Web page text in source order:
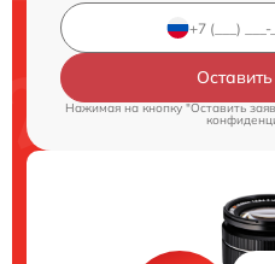
Нажимая на кнопку "Оставить